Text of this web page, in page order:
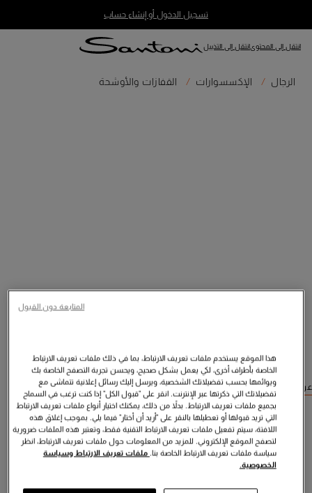
تسجيل الدخول أو إنشاء حساب
انتقل إلى المحتوىانتقل إلى التذييل
الرجال الإكسسوارات القفازات والأوشحة
عرض منتجات مشابهة
هذا الموقع يستخدم ملفات تعريف الارتباط، بما في ذلك ملفات تعريف الارتباط
الخاصة بأطراف أخرى، لكي يعمل بشكل صحيح، ويحسن تجربة التصفح الخاصة بك
ويوائمها بحسب تفضيلاتك الشخصية، ويرسل إليك رسائل إعلانية تتماشى مع
تفضيلاتك التي ذكرتها عبر الإنترنت. انقر على "قبول الكل" إذا كنت ترغب في السماح
بجميع ملفات تعريف الارتباط. بدلاً من ذلك، يمكنك اختيار أنواع ملفات تعريف الارتباط
التي تريد قبولها أو تعطيلها بالنقر على "أريد أن أختار" فيما يلي. بموجب إغلاق هذه
اللافتة، سيتم تفعيل ملفات تعريف الارتباط التقنية فقط، وتعتبر هذه الملفات ضرورية
لتصفح الموقع الإلكتروني. للمزيد من المعلومات حول ملفات تعريف الارتباط، انظر
سياسة ملفات تعريف الارتباط الخاصة بنا. ملفات تعريف الارتباط وسياسة
الخصوصية.
المتابعة دون القبول